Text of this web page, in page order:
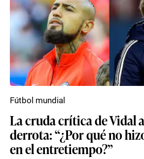
La cruda crítica de Vidal
derrota: “¿Por qué no
en el entretiempo?”
Fútbol mundial